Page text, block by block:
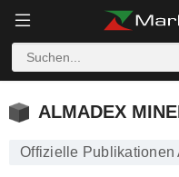
ALMADEX MINERALS
ALMADEX
Offizielle Publikationen